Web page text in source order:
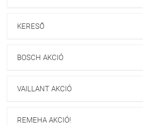
KERESŐ
BOSCH AKCIÓ
VAILLANT AKCIÓ
REMEHA AKCIÓ!